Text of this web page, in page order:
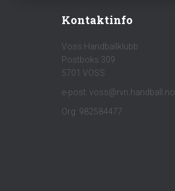
Kontaktinfo
Voss Handballklubb
Postboks 309
5701 VOSS
e-post: voss@rvn.handball.no
Org: 982584477